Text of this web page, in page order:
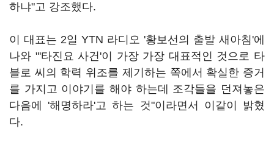
하냐"고 강조했다.
이 대표는 2일 YTN 라디오 '황보선의 출발 새아침'에
나와 "'타진요 사건'이 가장 가장 대표적인 것으로 타
블로 씨의 학력 위조를 제기하는 쪽에서 확실한 증거
를 가지고 이야기를 해야 하는데 조각들을 던져놓은
다음에 '해명하라'고 하는 것"이라면서 이같이 밝혔
다.